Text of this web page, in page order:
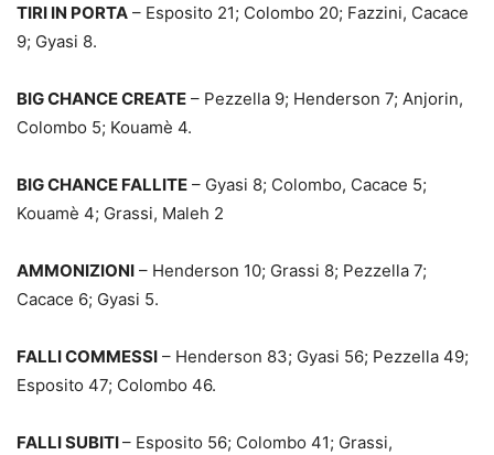
TIRI IN PORTA – Esposito 21; Colombo 20; Fazzini, Cacace
9; Gyasi 8.
BIG CHANCE CREATE – Pezzella 9; Henderson 7; Anjorin,
Colombo 5; Kouamè 4.
BIG CHANCE FALLITE – Gyasi 8; Colombo, Cacace 5;
Kouamè 4; Grassi, Maleh 2
AMMONIZIONI – Henderson 10; Grassi 8; Pezzella 7;
Cacace 6; Gyasi 5.
FALLI COMMESSI – Henderson 83; Gyasi 56; Pezzella 49;
Esposito 47; Colombo 46.
FALLI SUBITI– Esposito 56; Colombo 41; Grassi,